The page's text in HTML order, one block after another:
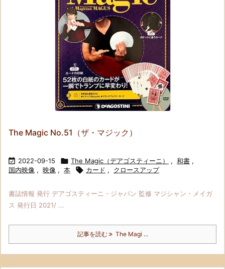
The Magic No.51（ザ・マジック）
 2022-09-15  The Magic（デアゴスティーニ） , 和書 ,
国内映像 , 映像 , 本  カード , クロースアップ
書誌情報 発行 デアゴスティーニ・ジャパン 監修 マジシャン・メイガ
ス 発行日 2021/ ...
記事を読む The Magi ...